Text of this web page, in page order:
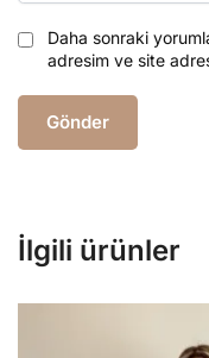
Daha sonraki
adresim ve site
İlgili ürünler